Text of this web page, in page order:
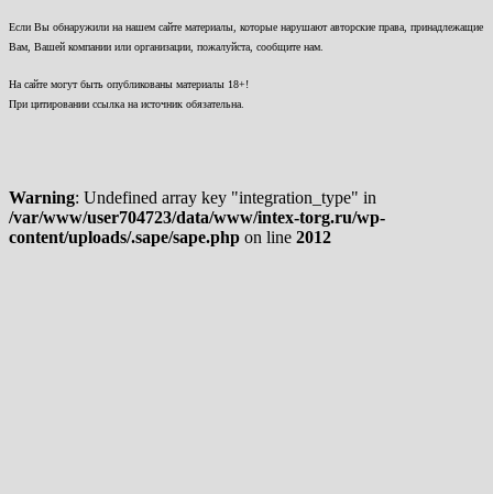
Если Вы обнаружили на нашем сайте материалы, которые нарушают авторские права, принадлежащие
Вам, Вашей компании или организации, пожалуйста, сообщите нам.
На сайте могут быть опубликованы материалы 18+!
При цитировании ссылка на источник обязательна.
Warning: Undefined array key "integration_type" in
/var/www/user704723/data/www/intex-torg.ru/wp-
content/uploads/.sape/sape.php on line 2012